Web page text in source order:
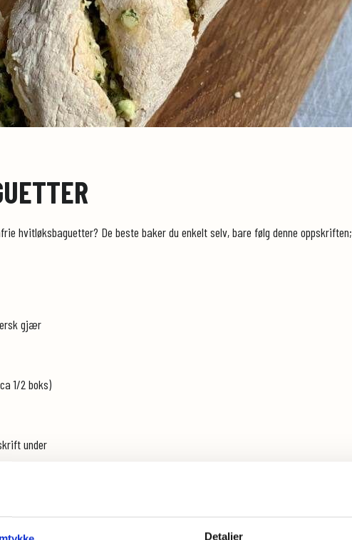
Detaljer
hvitløksbaguetter? De beste baker du enkelt selv, bare følg denne oppskriften;
gjær
1/2 boks)
under